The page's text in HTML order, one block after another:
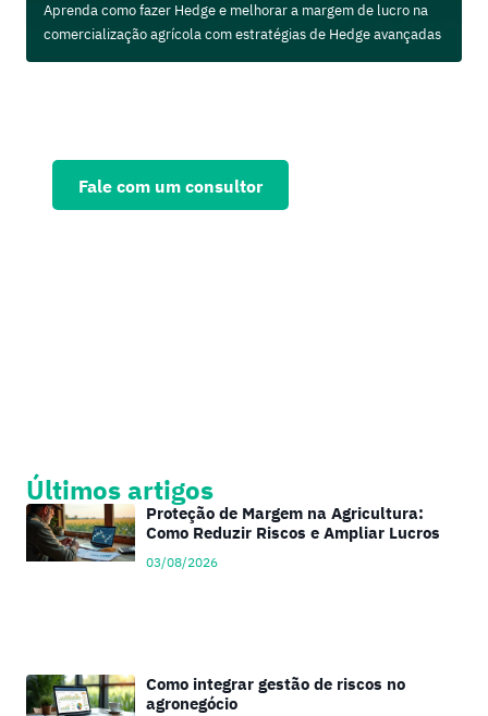
Aprenda como fazer Hedge e melhorar a margem de lucro na
comercialização agrícola com estratégias de Hedge avançadas
Fale com um consultor
Últimos artigos
Proteção de Margem na Agricultura:
Como Reduzir Riscos e Ampliar Lucros
03/08/2026
Como integrar gestão de riscos no
agronegócio